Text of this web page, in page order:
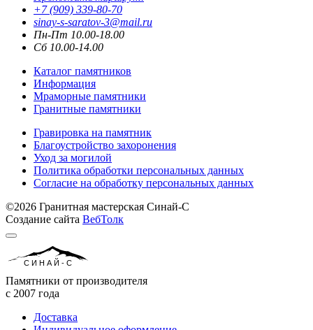
+7 (909) 339-80-70
sinay-s-saratov-3@mail.ru
Пн-Пт 10.00-18.00
Сб 10.00-14.00
Каталог памятников
Информация
Мраморные памятники
Гранитные памятники
Гравировка на памятник
Благоустройство захоронения
Уход за могилой
Политика обработки персональных данных
Согласие на обработку персональных данных
©2026 Гранитная мастерская Синай-С
Создание сайта ВебТолк
СИНАЙ-С
Памятники от производителя
с 2007 года
Доставка